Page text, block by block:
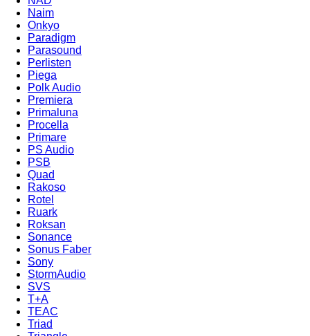
Naim
Onkyo
Paradigm
Parasound
Perlisten
Piega
Polk Audio
Premiera
Primaluna
Procella
Primare
PS Audio
PSB
Quad
Rakoso
Rotel
Ruark
Roksan
Sonance
Sonus Faber
Sony
StormAudio
SVS
T+A
TEAC
Triad